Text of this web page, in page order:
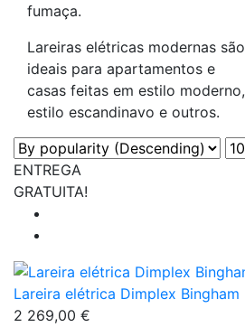
fumaça.
Lareiras elétricas modernas são
ideais para apartamentos e
casas feitas em estilo moderno,
estilo escandinavo e outros.
ENTREGA
GRATUITA!
Lareira elétrica Dimplex Bingham
2 269,00 €